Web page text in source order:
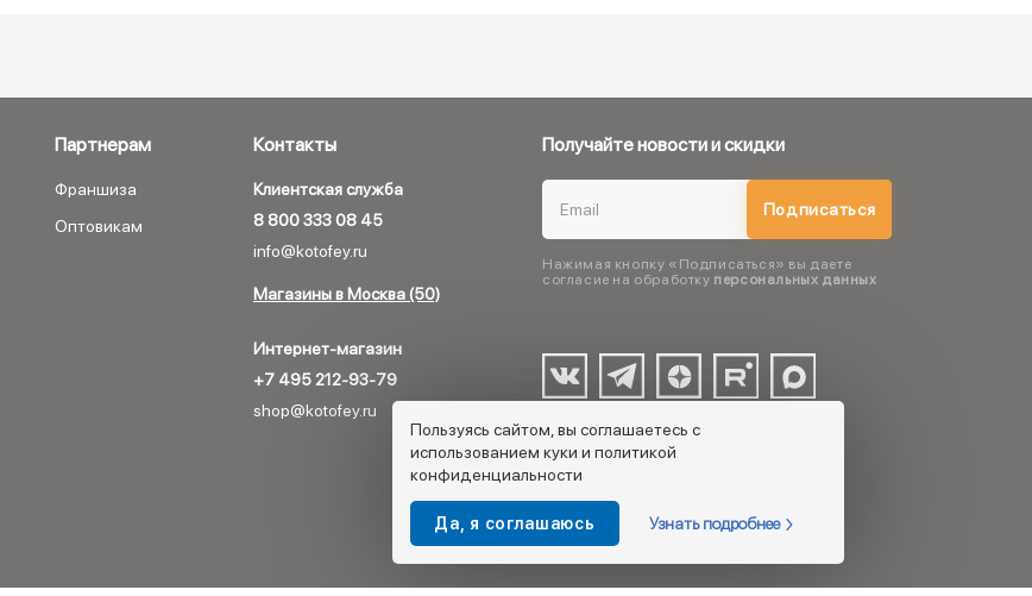
Партнерам
Франшиза
Оптовикам
Контакты
Клиентская служба
8 800 333 08 45
info@kotofey.ru
Магазины в Москва (50)
Интернет-магазин
+7 495 212-93-79
shop@kotofey.ru
Получайте новости и скидки
Подписаться
Нажимая кнопку «Подписаться» вы даете
согласие на обработку персональных данных
Пользуясь сайтом, вы соглашаетесь с
использованием куки и политикой
конфиденциальности
Да, я соглашаюсь Узнать подробнее